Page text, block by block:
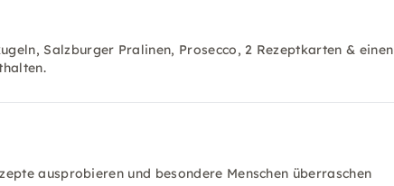
Salzburger Pralinen, Prosecco, 2 Rezeptkarten & einen
ausprobieren und besondere Menschen überraschen